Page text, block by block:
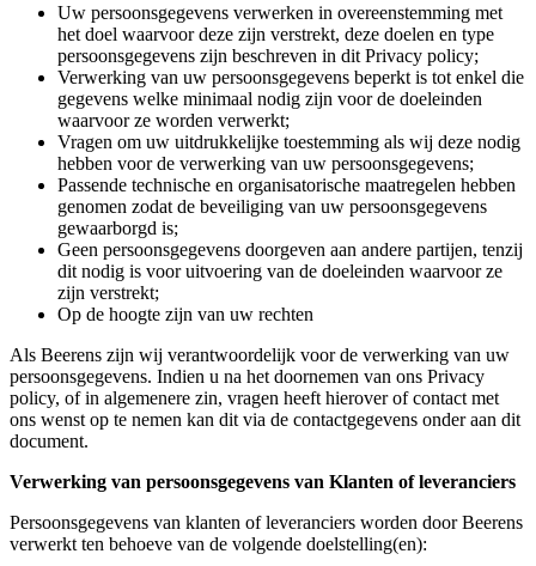
Uw persoonsgegevens verwerken in overeenstemming met
het doel waarvoor deze zijn verstrekt, deze doelen en type
persoonsgegevens zijn beschreven in dit Privacy policy;
Verwerking van uw persoonsgegevens beperkt is tot enkel die
gegevens welke minimaal nodig zijn voor de doeleinden
waarvoor ze worden verwerkt;
Vragen om uw uitdrukkelijke toestemming als wij deze nodig
hebben voor de verwerking van uw persoonsgegevens;
Passende technische en organisatorische maatregelen hebben
genomen zodat de beveiliging van uw persoonsgegevens
gewaarborgd is;
Geen persoonsgegevens doorgeven aan andere partijen, tenzij
dit nodig is voor uitvoering van de doeleinden waarvoor ze
zijn verstrekt;
Op de hoogte zijn van uw rechten
Als Beerens zijn wij verantwoordelijk voor de verwerking van uw
persoonsgegevens. Indien u na het doornemen van ons Privacy
policy, of in algemenere zin, vragen heeft hierover of contact met
ons wenst op te nemen kan dit via de contactgegevens onder aan dit
document.
Verwerking van persoonsgegevens van Klanten of leveranciers
Persoonsgegevens van klanten of leveranciers worden door Beerens
verwerkt ten behoeve van de volgende doelstelling(en):